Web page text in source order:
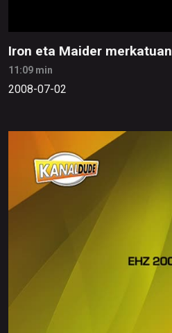
Iron eta Maider merkatuan
11:09 min
2008-07-02